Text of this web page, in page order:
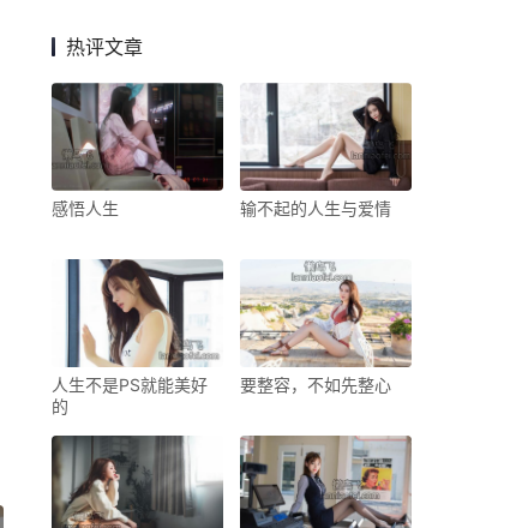
热评文章
感悟人生 输不起的人生与爱情
人生不是PS就能美好
的
要整容，不如先整心